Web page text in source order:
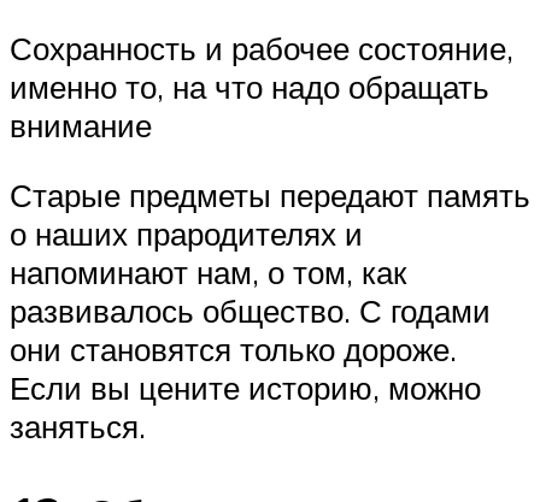
Сохранность и рабочее состояние,
именно то, на что надо обращать
внимание
Старые предметы передают память
о наших прародителях и
напоминают нам, о том, как
развивалось общество. С годами
они становятся только дороже.
Если вы цените историю, можно
заняться.